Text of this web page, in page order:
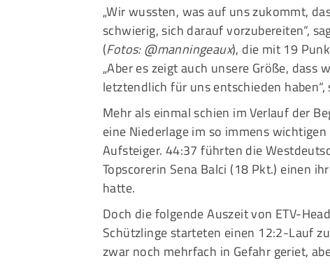
„Wir wussten, was auf uns zukommt,
schwierig, sich darauf vorzubereiten“,
(Fotos: @manningeaux), die mit 19
„Aber es zeigt auch unsere Größe, dass
letztendlich für uns entschieden haben“,
Mehr als einmal schien im Verlauf der
eine Niederlage im so immens
Aufsteiger. 44:37 führten die
Topscorerin Sena Balci (18 Pkt.) einen
hatte.
Doch die folgende Auszeit von ETV-
Schützlinge starteten einen 12:2-Lauf
zwar noch mehrfach in Gefahr geriet,